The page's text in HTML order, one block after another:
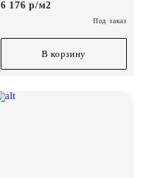
6 176 р/м2
Под заказ
В корзину